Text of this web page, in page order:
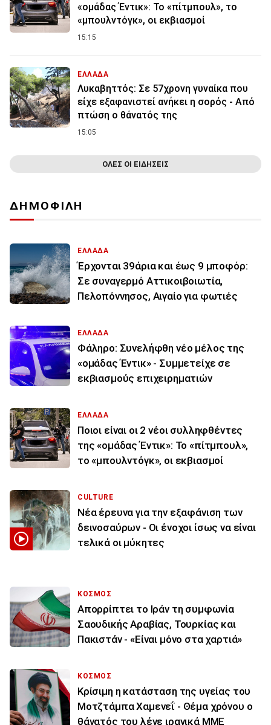
«ομάδας Έντικ»: Το «πίτμπουλ», το
«μπουλντόγκ», οι εκβιασμοί
15:15
ΕΛΛΑΔΑ
Λυκαβηττός: Σε 57χρονη γυναίκα που
είχε εξαφανιστεί ανήκει η σορός - Από
πτώση ο θάνατός της
15:05
ΟΛΕΣ ΟΙ ΕΙΔΗΣΕΙΣ
ΔΗΜΟΦΙΛΗ
ΕΛΛΑΔΑ
Έρχονται 39άρια και έως 9 μποφόρ:
Σε συναγερμό Αττικοιβοιωτία,
Πελοπόννησος, Αιγαίο για φωτιές
ΕΛΛΑΔΑ
Φάληρο: Συνελήφθη νέο μέλος της
«ομάδας Έντικ» - Συμμετείχε σε
εκβιασμούς επιχειρηματιών
ΕΛΛΑΔΑ
Ποιοι είναι οι 2 νέοι συλληφθέντες
της «ομάδας Έντικ»: Το «πίτμπουλ»,
το «μπουλντόγκ», οι εκβιασμοί
CULTURE
Νέα έρευνα για την εξαφάνιση των
δεινοσαύρων - Οι ένοχοι ίσως να είναι
τελικά οι μύκητες
ΚΟΣΜΟΣ
Απορρίπτει το Ιράν τη συμφωνία
Σαουδικής Αραβίας, Τουρκίας και
Πακιστάν - «Είναι μόνο στα χαρτιά»
ΚΟΣΜΟΣ
Κρίσιμη η κατάσταση της υγείας του
Μοτζτάμπα Χαμενεΐ - Θέμα χρόνου ο
θάνατός του λένε ιρανικά ΜΜΕ